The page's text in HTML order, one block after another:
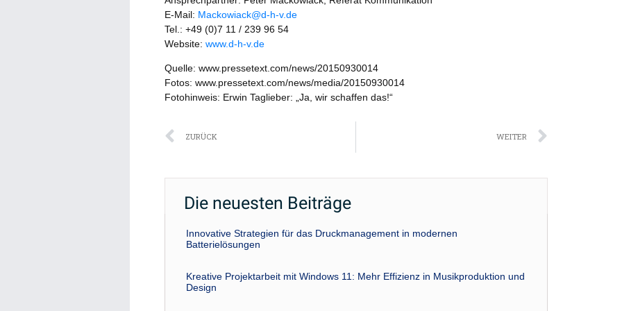
E-Mail: Mackowiack@d-h-v.de
Tel.: +49 (0)7 11 / 239 96 54
Website: www.d-h-v.de
Quelle: www.pressetext.com/news/20150930014
Fotos: www.pressetext.com/news/media/20150930014
Fotohinweis: Erwin Taglieber: „Ja, wir schaffen das!“
Zurück
ZURÜCK WEITER
Die neuesten Beiträge
Innovative Strategien für das Druckmanagement in modernen
Batterielösungen
Kreative Projektarbeit mit Windows 11: Mehr Effizienz in Musikproduktion und
Design